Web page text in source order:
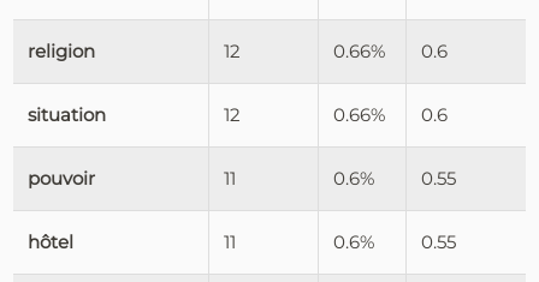
religion 12 0.66% 0.6
situation 12 0.66% 0.6
pouvoir 11 0.6% 0.55
hôtel 11 0.6% 0.55